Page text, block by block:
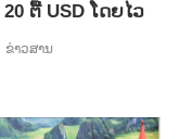
ຕື້ USD ໂດຍ​ໄວ
ຂ່າວສານ